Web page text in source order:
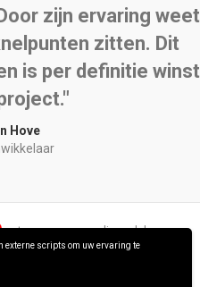
externe scripts om uw ervaring te
zijn ervaring weet
zitten. Dit
is per definitie winst
Hove
ontworpen en gerealiseerd door